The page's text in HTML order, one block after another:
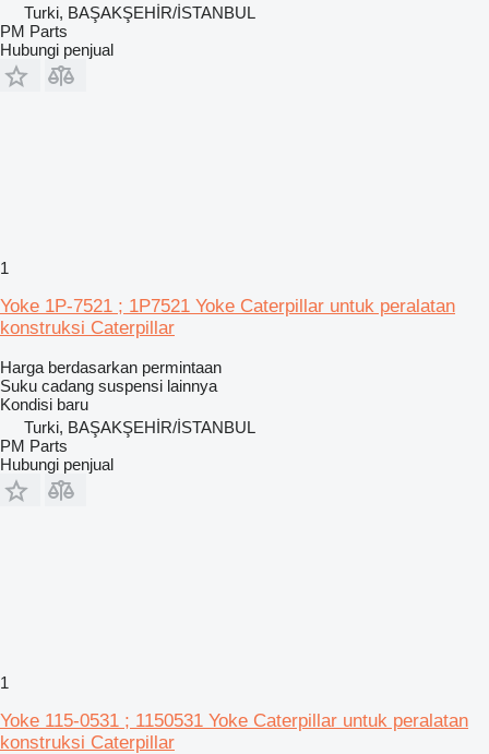
Turki, BAŞAKŞEHİR/İSTANBUL
PM Parts
Hubungi penjual
1
Yoke 1P-7521 ; 1P7521 Yoke Caterpillar untuk peralatan
konstruksi Caterpillar
Harga berdasarkan permintaan
Suku cadang suspensi lainnya
Kondisi baru
Turki, BAŞAKŞEHİR/İSTANBUL
PM Parts
Hubungi penjual
1
Yoke 115-0531 ; 1150531 Yoke Caterpillar untuk peralatan
konstruksi Caterpillar